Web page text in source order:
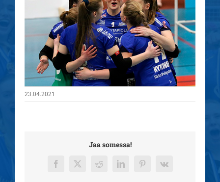
23.04.2021
Jaa somessa!
Facebook
X RedditLinkedInPinterest
Vk